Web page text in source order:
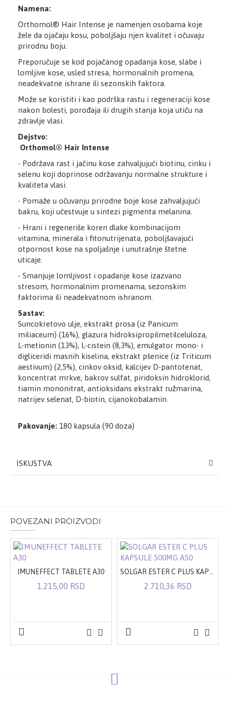
Namena:
Orthomol® Hair Intense je namenjen osobama koje
žele da ojačaju kosu, poboljšaju njen kvalitet i očuvaju
prirodnu boju.
Preporučuje se kod pojačanog opadanja kose, slabe i
lomljive kose, usled stresa, hormonalnih promena,
neadekvatne ishrane ili sezonskih faktora.
Može se koristiti i kao podrška rastu i regeneraciji kose
nakon bolesti, porođaja ili drugih stanja koja utiču na
zdravlje vlasi.
Dejstvo:
Orthomol® Hair Intense
- Podržava rast i jačinu kose zahvaljujući biotinu, cinku i
selenu koji doprinose održavanju normalne strukture i
kvaliteta vlasi.
- Pomaže u očuvanju prirodne boje kose zahvaljujući
bakru, koji učestvuje u sintezi pigmenta melanina.
- Hrani i regeneriše koren dlake kombinacijom
vitamina, minerala i fitonutrijenata, poboljšavajući
otpornost kose na spoljašnje i unutrašnje štetne
uticaje.
- Smanjuje lomljivost i opadanje kose izazvano
stresom, hormonalnim promenama, sezonskim
faktorima ili neadekvatnom ishranom.
Sastav:
Suncokretovo ulje, ekstrakt prosa (iz Panicum
miliaceum) (16%), glazura hidroksipropilmetilceluloza,
L-metionin (13%), L-cistein (8,3%), emulgator mono- i
digliceridi masnih kiselina, ekstrakt pšenice (iz Triticum
aestivum) (2,5%), cinkov oksid, kalcijev D-pantotenat,
koncentrat mrkve, bakrov sulfat, piridoksin hidroklorid,
tiamin mononitrat, antioksidans ekstrakt ružmarina,
natrijev selenat, D-biotin, cijanokobalamin.
Pakovanje: 180 kapsula (90 doza)
ISKUSTVA
POVEZANI PROIZVODI
IMUNEFFECT TABLETE A30
1.215,00 RSD 2.710,36 RSD